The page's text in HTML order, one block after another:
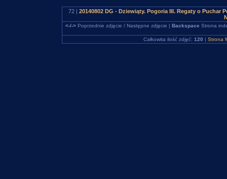
72 | 20140802 DG - Dziewiąty. Pogoria III. Regaty o Puchar
<-/->Poprzednie zdjęcie / Następne zdjęcie | Backspace Strona
Całkowita ilość zdjęć: 120 | Strona